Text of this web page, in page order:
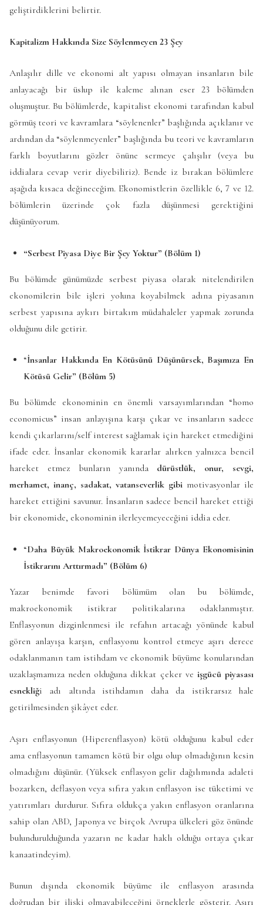
geliştirdiklerini belirtir.
Kapitalizm Hakkında Size Söylenmeyen 23 Şey
Anlaşılır dille ve ekonomi alt yapısı olmayan insanların bile
anlayacağı bir üslup ile kaleme alınan eser 23 bölümden
oluşmuştur. Bu bölümlerde, kapitalist ekonomi tarafından kabul
görmüş teori ve kavramlara “söylenenler” başlığında açıklanır ve
ardından da “söylenmeyenler” başlığında bu teori ve kavramların
farklı boyutlarını gözler önüne sermeye çalışılır (veya bu
iddialara cevap verir diyebiliriz). Bende iz bırakan bölümlere
aşağıda kısaca değineceğim. Ekonomistlerin özellikle 6, 7 ve 12.
bölümlerin üzerinde çok fazla düşünmesi gerektiğini
düşünüyorum.
“Serbest Piyasa Diye Bir Şey Yoktur” (Bölüm 1)
Bu bölümde günümüzde serbest piyasa olarak nitelendirilen
ekonomilerin bile işleri yoluna koyabilmek adına piyasanın
serbest yapısına aykırı birtakım müdahaleler yapmak zorunda
olduğunu dile getirir.
“İnsanlar Hakkında En Kötüsünü Düşünürsek, Başımıza En
Kötüsü Gelir” (Bölüm 5)
Bu bölümde ekonominin en önemli varsayımlarından “homo
economicus” insan anlayışına karşı çıkar ve insanların sadece
kendi çıkarlarını/self interest sağlamak için hareket etmediğini
ifade eder. İnsanlar ekonomik kararlar alırken yalnızca bencil
hareket etmez bunların yanında dürüstlük, onur, sevgi,
merhamet, inanç, sadakat, vatanseverlik gibi motivasyonlar ile
hareket ettiğini savunur. İnsanların sadece bencil hareket ettiği
bir ekonomide, ekonominin ilerleyemeyeceğini iddia eder.
“Daha Büyük Makroekonomik İstikrar Dünya Ekonomisinin
İstikrarını Arttırmadı” (Bölüm 6)
Yazar benimde favori bölümüm olan bu bölümde,
makroekonomik istikrar politikalarına odaklanmıştır.
Enflasyonun dizginlenmesi ile refahın artacağı yönünde kabul
gören anlayışa karşın, enflasyonu kontrol etmeye aşırı derece
odaklanmanın tam istihdam ve ekonomik büyüme konularından
uzaklaşmamıza neden olduğuna dikkat çeker ve işgücü piyasası
esnekliği adı altında istihdamın daha da istikrarsız hale
getirilmesinden şikâyet eder.
Aşırı enflasyonun (Hiperenflasyon) kötü olduğunu kabul eder
ama enflasyonun tamamen kötü bir olgu olup olmadığının kesin
olmadığını düşünür. (Yüksek enflasyon gelir dağılımında adaleti
bozarken, deflasyon veya sıfıra yakın enflasyon ise tüketimi ve
yatırımları durdurur. Sıfıra oldukça yakın enflasyon oranlarına
sahip olan ABD, Japonya ve birçok Avrupa ülkeleri göz önünde
bulundurulduğunda yazarın ne kadar haklı olduğu ortaya çıkar
kanaatindeyim).
Bunun dışında ekonomik büyüme ile enflasyon arasında
doğrudan bir ilişki olmayabileceğini örneklerle gösterir. Aşırı